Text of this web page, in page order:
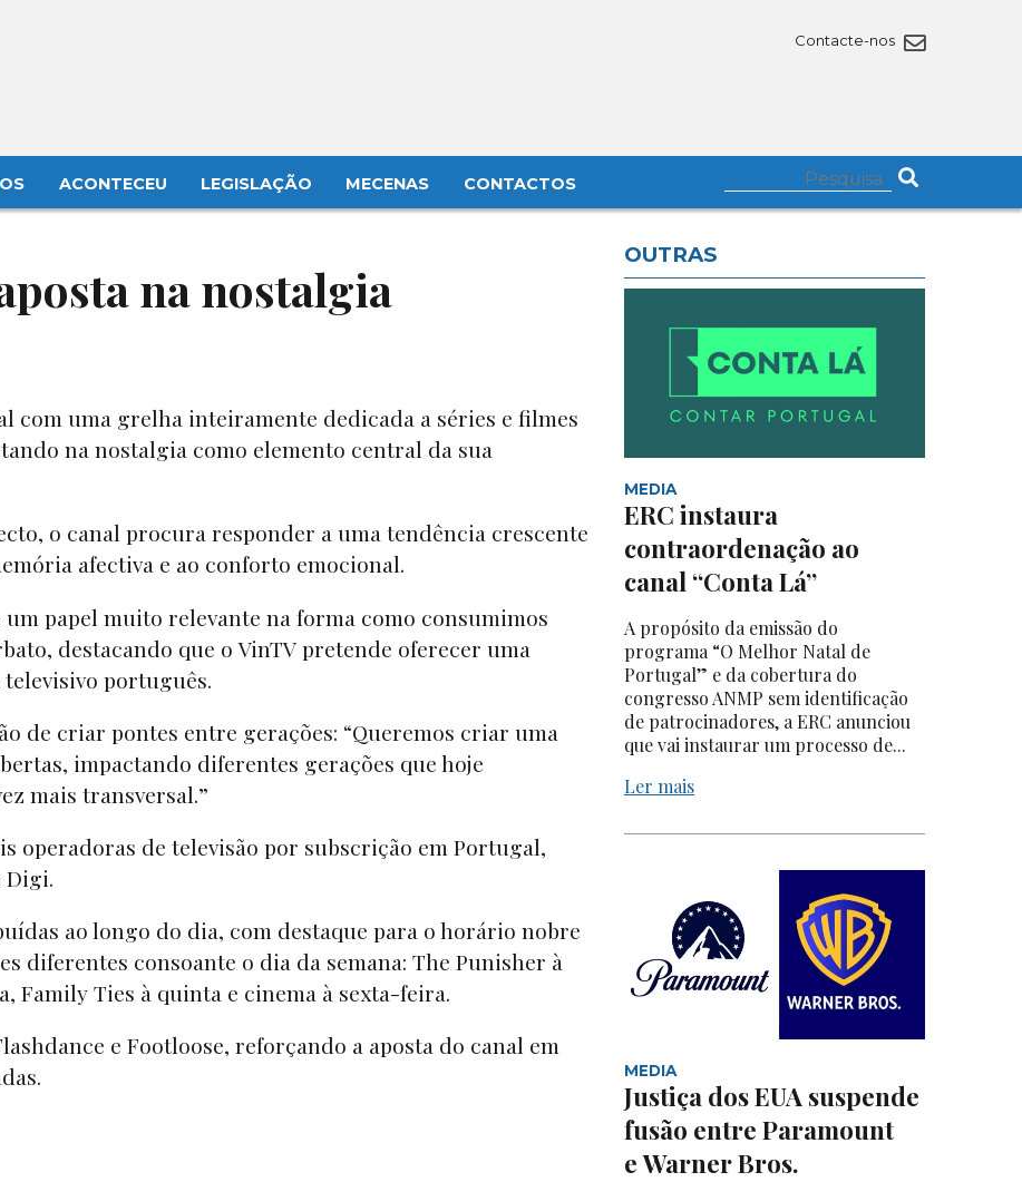
Contacte-nos
ACONTECEU LEGISLAÇÃO MECENAS CONTACTOS
na nostalgia
com uma grelha inteiramente dedicada a séries e filmes
na nostalgia como elemento central da sua
o canal procura responder a uma tendência crescente
afectiva e ao conforto emocional.
papel muito relevante na forma como consumimos
destacando que o VinTV pretende oferecer uma
português.
de criar pontes entre gerações: “Queremos criar uma
impactando diferentes gerações que hoje
mais transversal.”
operadoras de televisão por subscrição em Portugal,
Digi.
ao longo do dia, com destaque para o horário nobre
diferentes consoante o dia da semana: The Punisher à
Family Ties à quinta e cinema à sexta-feira.
e Footloose, reforçando a aposta do canal em
OUTRAS
MEDIA
ERC instaura
contraordenação ao
canal “Conta Lá”
A propósito da emissão do
programa “O Melhor Natal de
Portugal” e da cobertura do
congresso ANMP sem identificação
de patrocinadores, a ERC anunciou
que vai instaurar um processo de...
Ler mais
MEDIA
Justiça dos EUA suspende
fusão entre Paramount
e Warner Bros.